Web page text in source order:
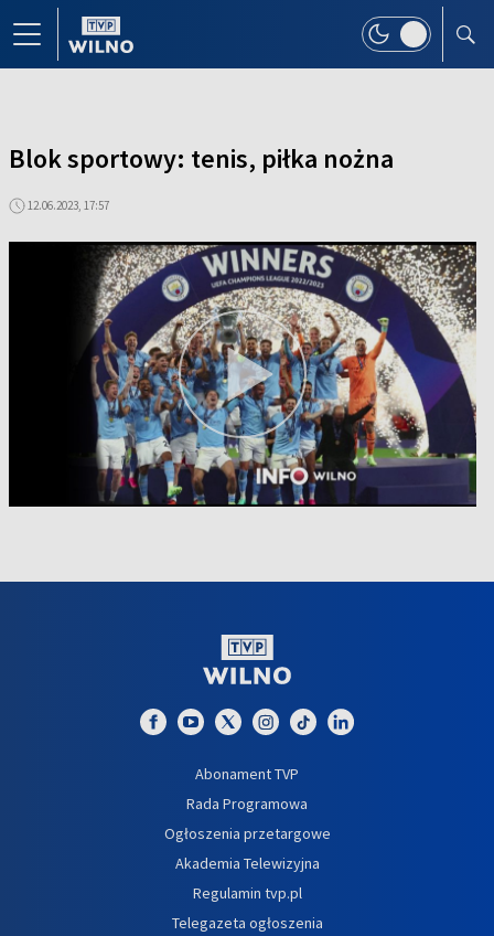
Blok sportowy: tenis, piłka nożna
12.06.2023, 17:57
Abonament TVP
Rada Programowa
Ogłoszenia przetargowe
Akademia Telewizyjna
Regulamin tvp.pl
Telegazeta ogłoszenia